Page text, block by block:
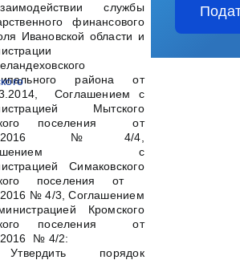
службы
финансового
Ивановской области и
района от
Соглашением с
Мытского
поселения от
№ 4/4,
с
Симаковского
поселения от
№ 4/3, Соглашением
Кромского
поселения от
№ 4/2:
порядок